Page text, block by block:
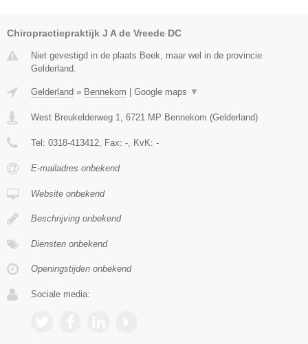
Chiropractiepraktijk J A de Vreede DC
Niet gevestigd in de plaats Beek, maar wel in de provincie
Gelderland.
Gelderland » Bennekom Google maps ▼
West Breukelderweg 1, 6721 MP Bennekom (Gelderland)
Tel: 0318-413412, Fax: -, KvK: -
E-mailadres onbekend
Website onbekend
Beschrijving onbekend
Diensten onbekend
Openingstijden onbekend
Sociale media: